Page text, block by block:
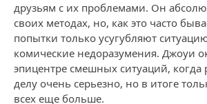
друзьям с их проблемами. Он
своих методах, но, как это часто
попытки только усугубляют
комические недоразумения. Джоуи
эпицентре смешных ситуаций, когда
делу очень серьезно, но в итоге
всех еще больше.